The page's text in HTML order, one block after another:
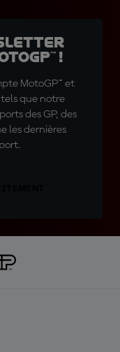
!
MotoGP™ et
que notre
des GP, des
les dernières